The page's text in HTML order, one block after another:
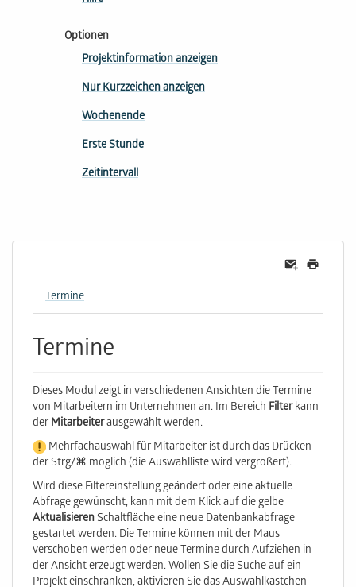
Optionen
Projektinformation anzeigen
Nur Kurzzeichen anzeigen
Wochenende
Erste Stunde
Zeitintervall
Termine
Termine
Dieses Modul zeigt in verschiedenen Ansichten die Termine
von Mitarbeitern im Unternehmen an. Im Bereich Filterkann
der Mitarbeiterausgewählt werden.
Mehrfachauswahl für Mitarbeiter ist durch das Drücken
der Strg/⌘ möglich (die Auswahlliste wird vergrößert).
Wird diese Filtereinstellung geändert oder eine aktuelle
Abfrage gewünscht, kann mit dem Klick auf die gelbe
AktualisierenSchaltfläche eine neue Datenbankabfrage
gestartet werden. Die Termine können mit der Maus
verschoben werden oder neue Termine durch Aufziehen in
der Ansicht erzeugt werden. Wollen Sie die Suche auf ein
Projekt einschränken, aktivieren Sie das Auswahlkästchen